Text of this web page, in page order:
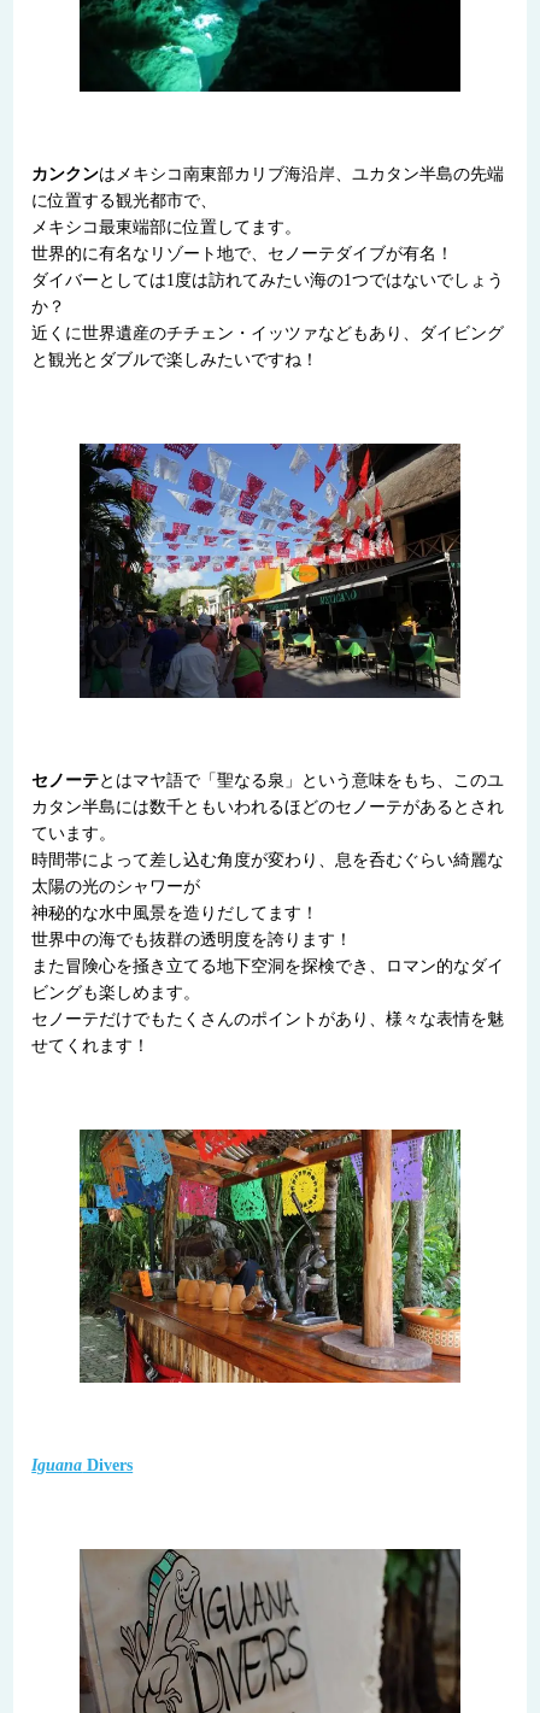
カンクンはメキシコ南東部カリブ海沿岸、ユカタン半島の先端
に位置する観光都市で、
メキシコ最東端部に位置してます。
世界的に有名なリゾート地で、セノーテダイブが有名！
ダイバーとしては1度は訪れてみたい海の1つではないでしょう
か？
近くに世界遺産のチチェン・イッツァなどもあり、ダイビング
と観光とダブルで楽しみたいですね！
セノーテとはマヤ語で「聖なる泉」という意味をもち、このユ
カタン半島には数千ともいわれるほどのセノーテがあるとされ
ています。
時間帯によって差し込む角度が変わり、息を呑むぐらい綺麗な
太陽の光のシャワーが
神秘的な水中風景を造りだしてます！
世界中の海でも抜群の透明度を誇ります！
また冒険心を掻き立てる地下空洞を探検でき、ロマン的なダイ
ビングも楽しめます。
セノーテだけでもたくさんのポイントがあり、様々な表情を魅
せてくれます！
Iguana Divers